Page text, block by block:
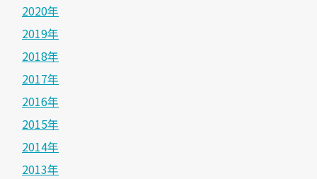
2020年
2019年
2018年
2017年
2016年
2015年
2014年
2013年